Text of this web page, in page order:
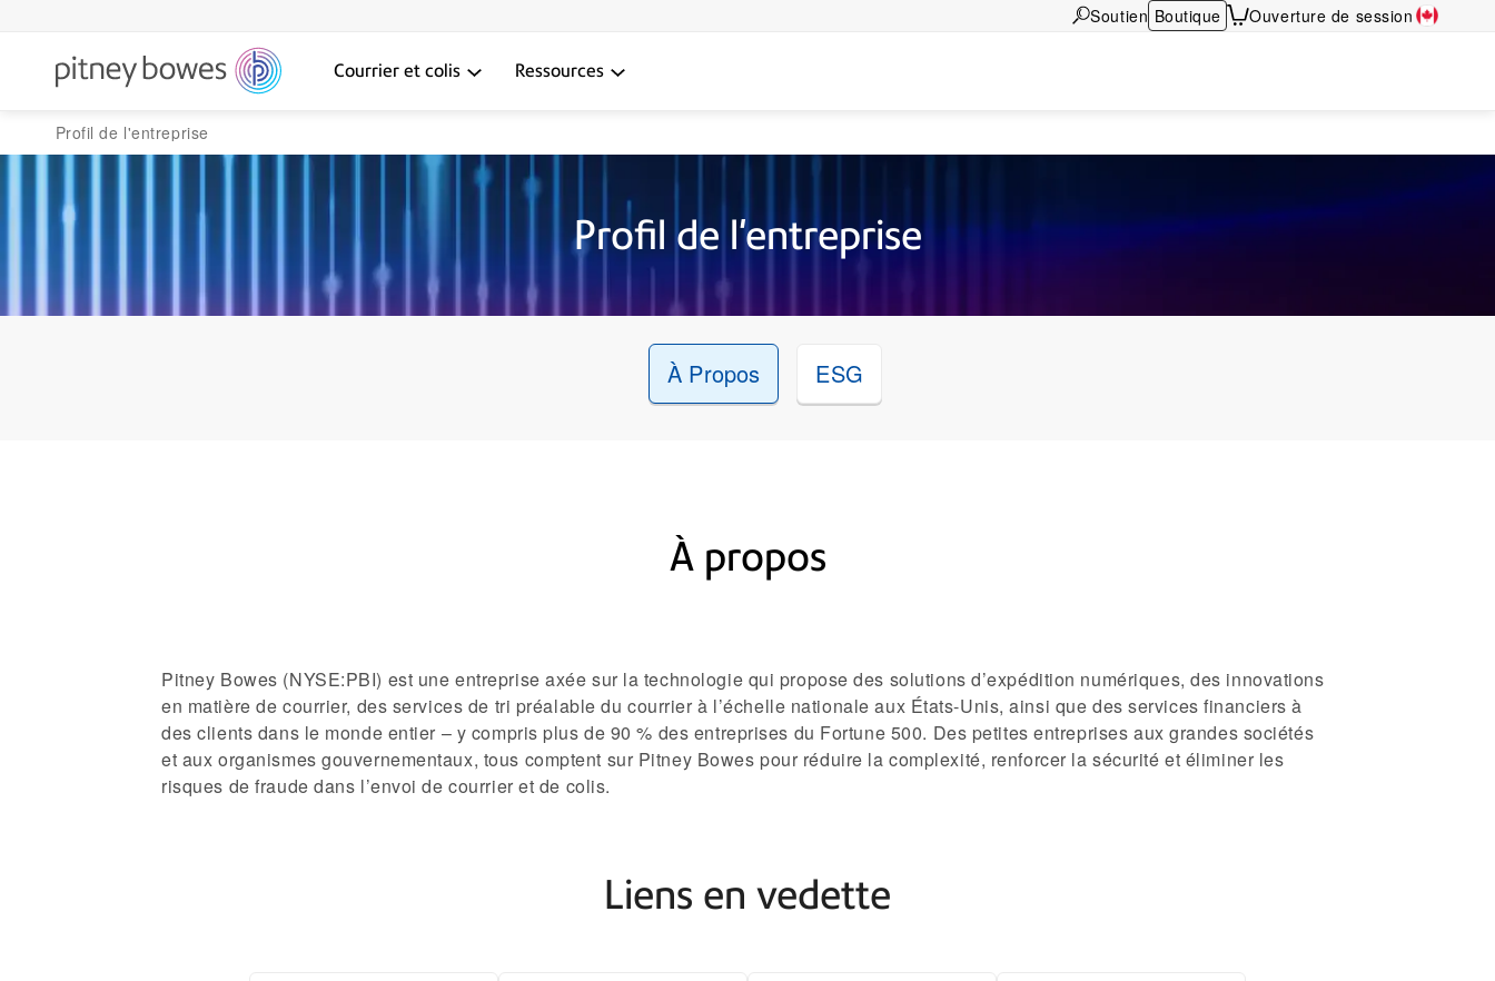
Soutien Boutique Ouverture de session
Courrier et colis Ressources
Profil de l'entreprise
Profil de l'entreprise
À Propos ESG
À propos
Pitney Bowes (NYSE:PBI) est une entreprise axée sur la technologie qui propose des solutions d’expédition numériques, des innovations
en matière de courrier, des services de tri préalable du courrier à l’échelle nationale aux États-Unis, ainsi que des services financiers à
des clients dans le monde entier – y compris plus de 90 % des entreprises du Fortune 500. Des petites entreprises aux grandes sociétés
et aux organismes gouvernementaux, tous comptent sur Pitney Bowes pour réduire la complexité, renforcer la sécurité et éliminer les
risques de fraude dans l’envoi de courrier et de colis.
Liens en vedette